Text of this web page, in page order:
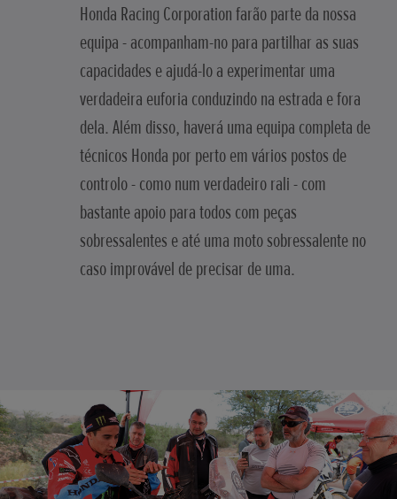
Honda Racing Corporation farão parte da nossa
equipa - acompanham-no para partilhar as suas
capacidades e ajudá-lo a experimentar uma
verdadeira euforia conduzindo na estrada e fora
dela. Além disso, haverá uma equipa completa de
técnicos Honda por perto em vários postos de
controlo - como num verdadeiro rali - com
bastante apoio para todos com peças
sobressalentes e até uma moto sobressalente no
caso improvável de precisar de uma.